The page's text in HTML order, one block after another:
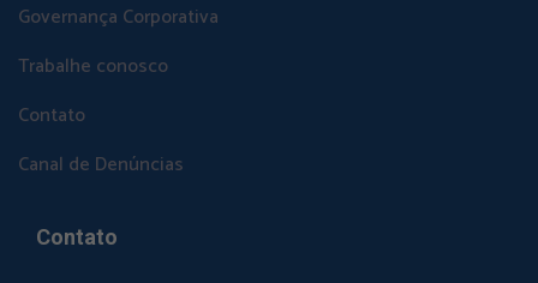
Governança Corporativa
Trabalhe conosco
Contato
Canal de Denúncias
Contato